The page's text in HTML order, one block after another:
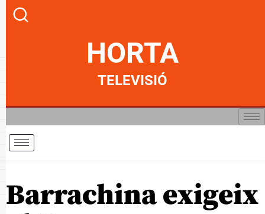
HORTA
TELEVISIÓ
Barrachina exigeix